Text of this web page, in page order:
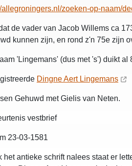
allegroningers.nl/zoeken-op-naam/
de vader van Jacob Willems ca
kunnen zijn, en rond z'n 75e zijn
'Lingemans' (dus met 's') duikt al
Dingne Aert Lingemans
Gehuwd met Gielis van Neten.
vestbrief
23-03-1581
het antieke schrift nalees staat er